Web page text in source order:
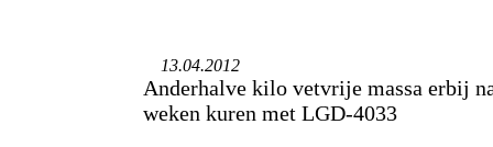
13.04.2012
Anderhalve kilo vetvrije massa erbij
weken kuren met LGD-4033